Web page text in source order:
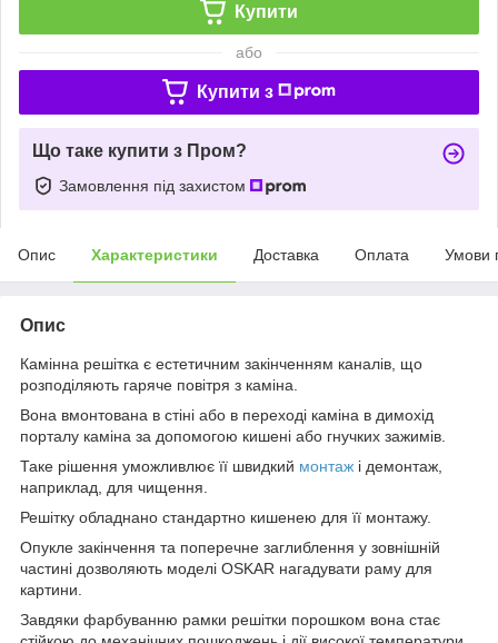
Купити
або
Купити з
Що таке купити з Пром?
Замовлення під захистом
Опис Характеристики Доставка Оплата Умови
Опис
Камінна решітка є естетичним закінченням каналів, що
розподіляють гаряче повітря з каміна.
Вона вмонтована в стіні або в переході каміна в димохід
порталу каміна за допомогою кишені або гнучких зажимів.
Таке рішення уможливлює її швидкий монтаж і демонтаж,
наприклад, для чищення.
Решітку обладнано стандартно кишенею для її монтажу.
Опукле закінчення та поперечне заглиблення у зовнішній
частині дозволяють моделі OSKAR нагадувати раму для
картини.
Завдяки фарбуванню рамки решітки порошком вона стає